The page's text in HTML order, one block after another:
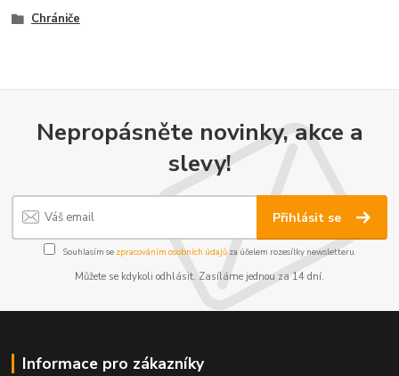
Chrániče
Nepropásněte novinky, akce a
slevy!
Přihlásit se
Souhlasím se zpracováním osobních údajůza účelem rozesílky newsletteru.
Můžete se kdykoli odhlásit. Zasíláme jednou za 14 dní.
Informace pro zákazníky